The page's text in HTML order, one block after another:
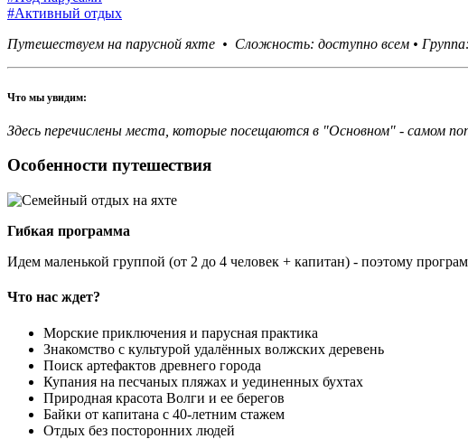
#Активный отдых
Путешествуем на парусной яхте • Сложность: доступно всем •
Что мы увидим:
Здесь перечислены места, которые посещаются в "Основном" - самом
Особенности путешествия
Гибкая программа
Идем маленькой группой (от 2 до 4 человек + капитан) - поэтому
Что нас ждет?
Морские приключения и парусная практика
Знакомство с культурой удалённых волжских деревень
Поиск артефактов древнего города
Купания на песчаных пляжах и уединенных бухтах
Природная красота Волги и ее берегов
Байки от капитана с 40-летним стажем
Отдых без посторонних людей